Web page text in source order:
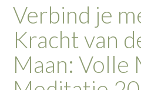
Verbind je
Kracht van
Maan: Volle